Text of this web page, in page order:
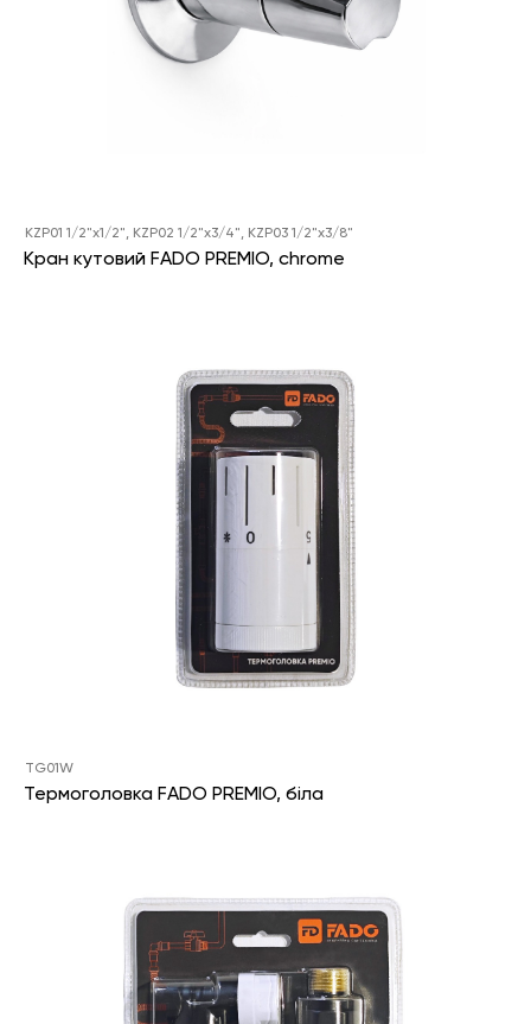
KZР01 1/2"x1/2", KZР02 1/2"x3/4", KZР03 1/2"x3/8"
Кран кутовий FADO PREMIO, chrome
TG01W
Термоголовка FADO PREMIO, біла